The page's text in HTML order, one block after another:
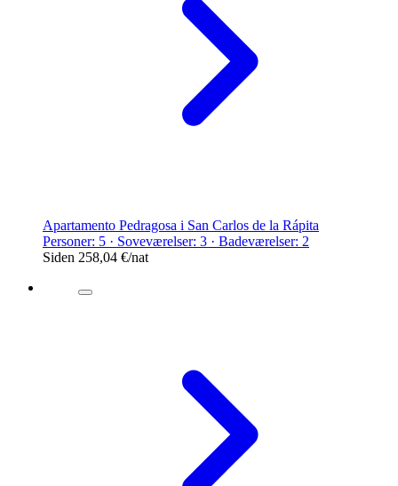
Apartamento Pedragosa i San Carlos de la Rápita
Personer: 5 · Soveværelser: 3 · Badeværelser: 2
Siden 258,04 €/nat